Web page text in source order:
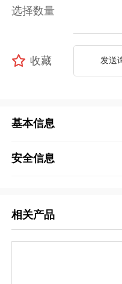
选择数量
收藏 发送
基本信息
安全信息
相关产品